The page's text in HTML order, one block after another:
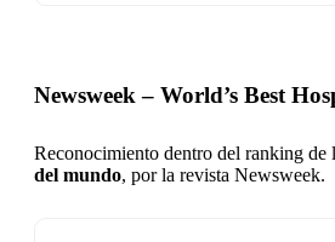
Newsweek – World’s Best
Reconocimiento dentro del ranking de
del mundo, por la revista Newsweek.